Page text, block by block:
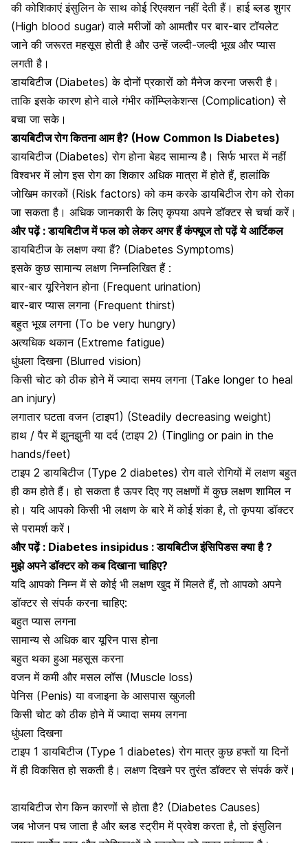
की कोशिकाएं इंसुलिन के साथ कोई रिएक्शन नहीं देती हैं।हाई ब्लड शुगर
(High blood sugar) वाले मरीजों को आमतौर पर बार-बार टॉयलेट
जाने की जरूरत महसूस होती है और उन्हें जल्दी-जल्दी भूख और प्यास
लगती है।
डायबिटीज (Diabetes) के दोनों प्रकारों को मैनेज करना जरूरी है।
ताकि इसके कारण होने वाले गंभीर कॉम्प्लिकेशन्स (Complication) से
बचा जा सके।
डायबिटीज रोग कितना आम है? (How Common Is Diabetes)
डायबिटीज (Diabetes) रोग होना बेहद सामान्य है। सिर्फ भारत में नहीं
विश्वभर में लोग इस रोग का शिकार अधिक मात्रा में होते हैं, हालांकि
जोखिम कारकों (Risk factors) को कम करकेडायबिटीज रोग को रोका
जा सकता है । अधिक जानकारी के लिए कृपया अपने डॉक्टर से चर्चा करें।
और पढ़ें :डायबिटीज में फल को लेकर अगर हैं कंफ्यूज तो पढ़ें ये आर्टिकल
डायबिटीज के लक्षण क्या हैं? (Diabetes Symptoms)
इसके कुछ सामान्य लक्षण निम्नलिखित हैं :
बार-बार यूरिनेशन होना (Frequent urination)
बार-बार प्यास लगना (Frequent thirst)
बहुत भूख लगना (To be very hungry)
अत्यधिक थकान (Extreme fatigue)
धुंधला दिखना (Blurred vision)
किसी चोट को ठीक होने में ज्यादा समय लगना (Take longer to heal
an injury)
लगातार घटता वजन (टाइप1) (Steadily decreasing weight)
हाथ / पैर में झुनझुनी या दर्द (टाइप 2) (Tingling or pain in the
hands/feet)
टाइप 2 डायबिटीज (Type 2 diabetes) रोग वाले रोगियों में लक्षण बहुत
ही कम होते हैं। हो सकता है ऊपर दिए गए लक्षणों में कुछ लक्षण शामिल न
हो। यदि आपको किसी भी लक्षण के बारे में कोई शंका है, तो कृपया डॉक्टर
से परामर्श करें।
और पढ़ें : Diabetes insipidus : डायबिटीज इंसिपिडस क्या है ?
मुझे अपने डॉक्टर को कब दिखाना चाहिए?
यदि आपको निम्न में से कोई भी लक्षण खुद में मिलते हैं, तो आपको अपने
डॉक्टर से संपर्क करना चाहिए:
बहुत प्यास लगना
सामान्य से अधिक बार यूरिन पास होना
बहुत थका हुआ महसूस करना
वजन में कमी और मसल लॉस (Muscle loss)
पेनिस (Penis) यावजाइना के आसपास खुजली
किसी चोट को ठीक होने में ज्यादा समय लगना
धुंधला दिखना
टाइप 1 डायबिटीज (Type 1 diabetes) रोग मात्र कुछ हफ्तों या दिनों
में ही विकसित हो सकती है। लक्षण दिखने पर तुरंत डॉक्टर से संपर्क करें।
डायबिटीज रोग किन कारणों से होता है? (Diabetes Causes)
जब भोजन पच जाता है और ब्लड स्ट्रीम में प्रवेश करता है, तो इंसुलिन